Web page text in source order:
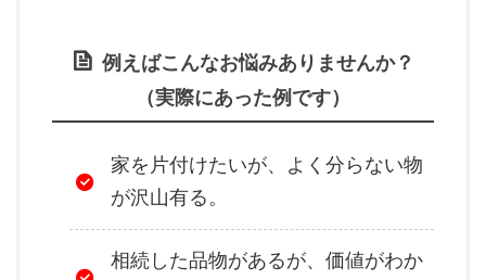
例えばこんなお悩みありませんか？
（実際にあった例です）
家を片付けたいが、よく分らない物
が沢山有る。
相続した品物があるが、価値がわか